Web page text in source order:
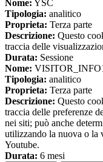
Nome: YSC
Tipologia: analitico
Proprieta: Terza parte
Descrizione: Questo
traccia delle
Durata: Sessione
Nome:
Tipologia: analitico
Proprieta: Terza parte
Descrizione: Questo
traccia delle preferenze
nei siti; può anche
utilizzando la nuova o la
Youtube.
Durata: 6 mesi